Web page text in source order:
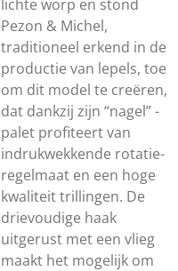
lichte worp en stond
Pezon & Michel,
traditioneel erkend in de
productie van lepels, toe
om dit model te creëren,
dat dankzij zijn “nagel” -
palet profiteert van
indrukwekkende rotatie-
regelmaat en een hoge
kwaliteit trillingen. De
drievoudige haak
uitgerust met een vlieg
maakt het mogelijk om